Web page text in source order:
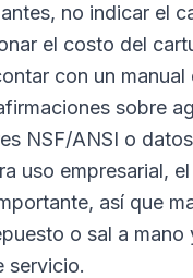
no indicar el
el costo del
con un manual
sobre
NSF/ANSI o
uso empresarial,
así que
o sal a mano
servicio.